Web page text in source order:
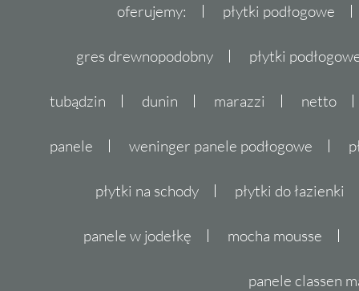
oferujemy: płytki podłogowe
gres drewnopodobny płytki
tubądzin dunin marazzi netto
panele weninger panele podłogowe
płytki na schody płytki do łazienki
panele w jodełkę mocha mousse
panele classen